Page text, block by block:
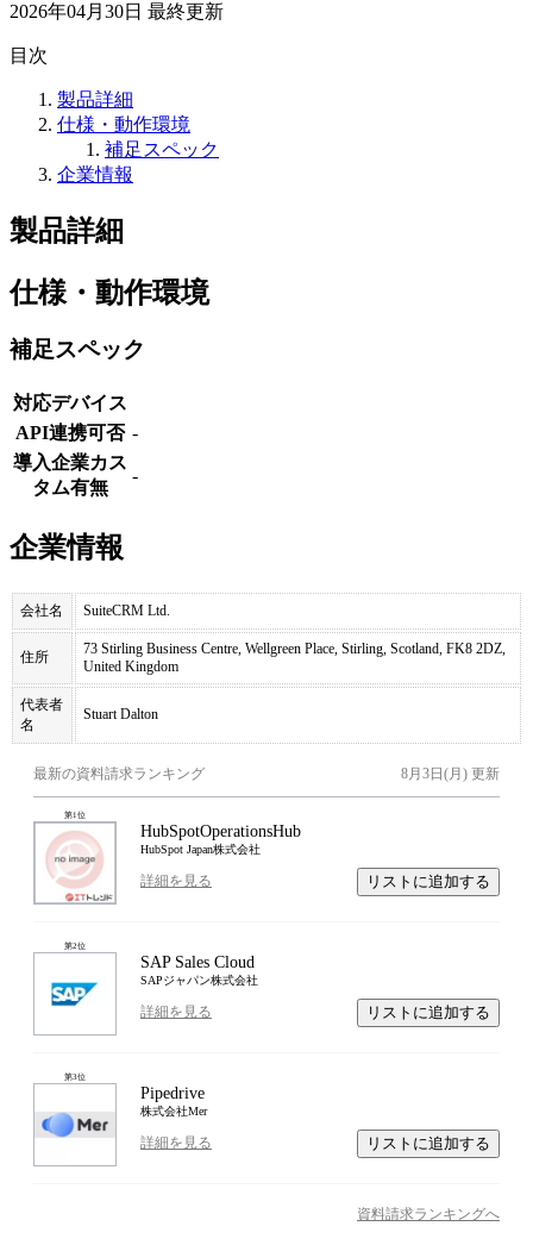
2026年04月30日 最終更新
目次
製品詳細
仕様・動作環境
補足スペック
企業情報
製品詳細
仕様・動作環境
補足スペック
対応デバイス
API連携可否 -
導入企業カス
タム有無
-
企業情報
会社名 SuiteCRM Ltd.
住所
73 Stirling Business Centre, Wellgreen Place, Stirling, Scotland, FK8 2DZ,
United Kingdom
代表者
名
Stuart Dalton
最新の資料請求ランキング 8月3日(月) 更新
第1位
HubSpotOperationsHub
HubSpot Japan株式会社
詳細を見る リストに追加する
第2位
SAP Sales Cloud
SAPジャパン株式会社
詳細を見る リストに追加する
第3位
Pipedrive
株式会社Mer
詳細を見る リストに追加する
資料請求ランキングへ